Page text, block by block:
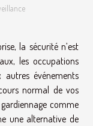
la sécurité n’est
les occupations
autres événements
normal de vos
comme
une alternative de